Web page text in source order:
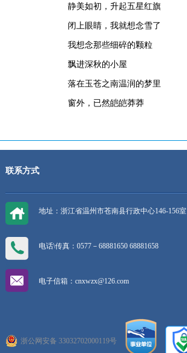
静美如初，升起五星红旗
闭上眼睛，我就想念雪了
我想念那些细碎的颗粒
飘进深秋的小屋
落在玉苍之南温润的梦里
窗外，已然皑皑莽莽
联系方式
地址：浙江省温州市苍南县行政中心146-156室
电话\传真：0577－68881650 68881658
电子信箱：cnxwzx@126.com
浙公网安备 33032702000119号